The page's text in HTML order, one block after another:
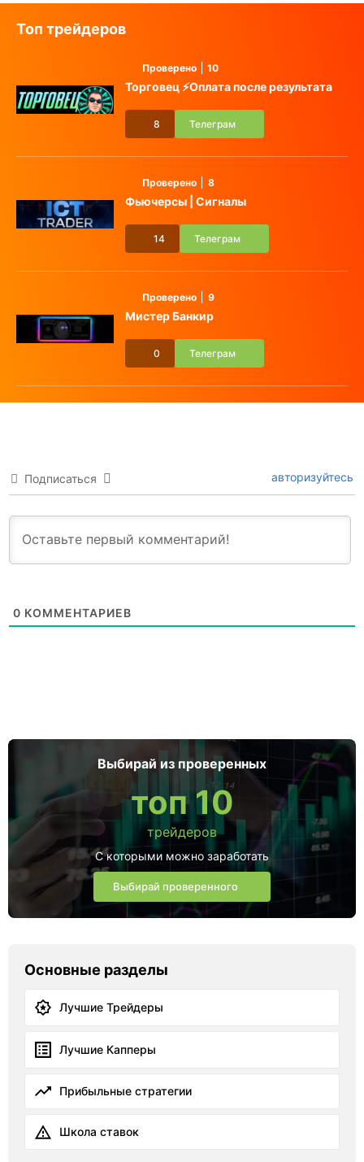
Топ трейдеров
Проверено 10
Торговец ⚡️Оплата после результата
8 Телеграм
Проверено 8
Фьючерсы | Сигналы
14 Телеграм
Проверено 9
Мистер Банкир
0 Телеграм
Подписаться авторизуйтесь
0 КОММЕНТАРИЕВ
Выбирай из проверенных
топ 10
трейдеров
С которыми можно заработать
Выбирай проверенного
Основные разделы
Лучшие Трейдеры
Лучшие Капперы
Прибыльные стратегии
Школа ставок